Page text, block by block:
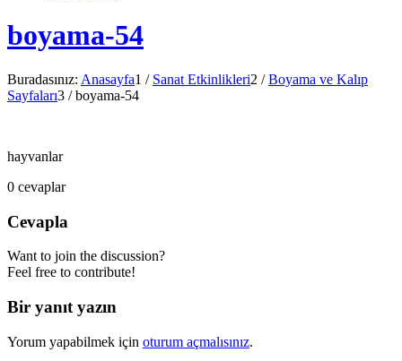
boyama-54
Buradasınız: Anasayfa1 / Sanat Etkinlikleri2 / Boyama ve Kalıp
Sayfaları3 / boyama-54
hayvanlar
0 cevaplar
Cevapla
Want to join the discussion?
Feel free to contribute!
Bir yanıt yazın
Yorum yapabilmek için oturum açmalısınız.